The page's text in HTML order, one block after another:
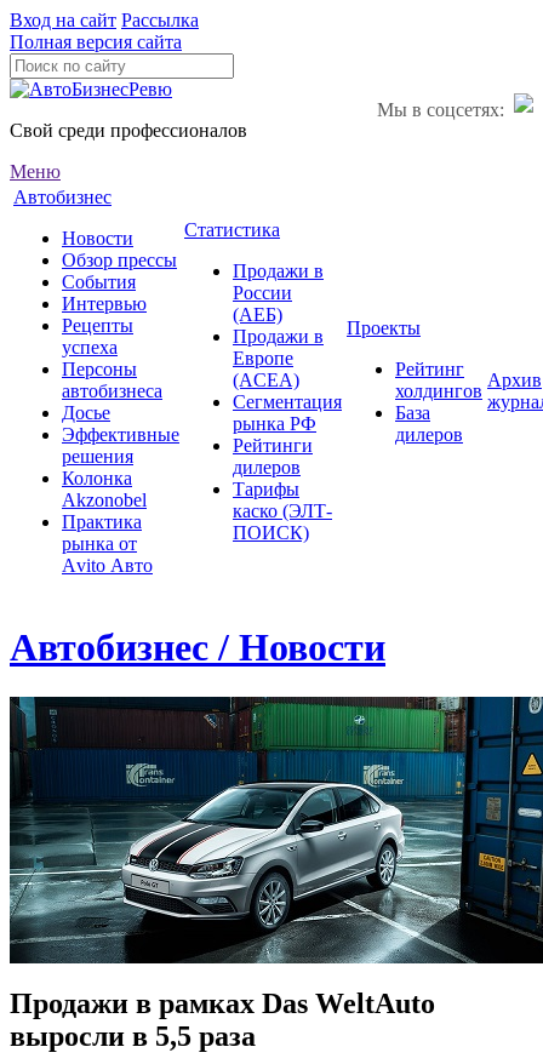
Вход на сайт Рассылка
Полная версия сайта
Мы в соцсетях:
Свой среди профессионалов
Меню
Автобизнес
Новости
Обзор прессы
События
Интервью
Рецепты
успеха
Персоны
автобизнеса
Досье
Эффективные
решения
Колонка
Akzonobel
Практика
рынка от
Аvito Авто
Статистика
Продажи в
России
(АЕБ)
Продажи в
Европе
(ACEA)
Сегментация
рынка РФ
Рейтинги
дилеров
Тарифы
каско (ЭЛТ-
ПОИСК)
Проекты
Рейтинг
холдингов
База
дилеров
Архив
Автобизнес / Новости
Продажи в рамках Das WeltAuto
выросли в 5,5 раза